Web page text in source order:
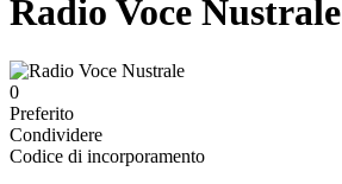
Radio Voce Nustrale
0
Preferito
Condividere
Codice di incorporamento